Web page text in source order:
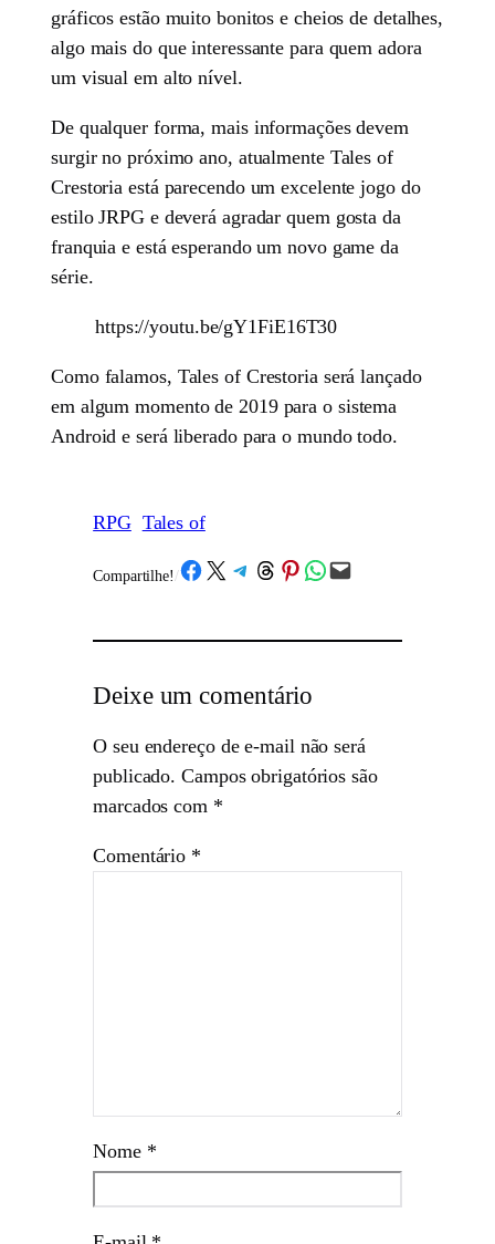
gráficos estão muito bonitos e cheios de detalhes,
algo mais do que interessante para quem adora
um visual em alto nível.
De qualquer forma, mais informações devem
surgir no próximo ano, atualmente Tales of
Crestoria está parecendo um excelente jogo do
estilo JRPG e deverá agradar quem gosta da
franquia e está esperando um novo game da
série.
https://youtu.be/gY1FiE16T30
Como falamos, Tales of Crestoria será lançado
em algum momento de 2019 para o sistema
Android e será liberado para o mundo todo.
RPG Tales of
Compartilhe! /Share on Facebook
Share on X Share on Telegram
Share on Threads
Share on Pinterest
Share on WhatsApp
Email this Page
Deixe um comentário
O seu endereço de e-mail não será
publicado. Campos obrigatórios são
marcados com *
Comentário *
Nome *